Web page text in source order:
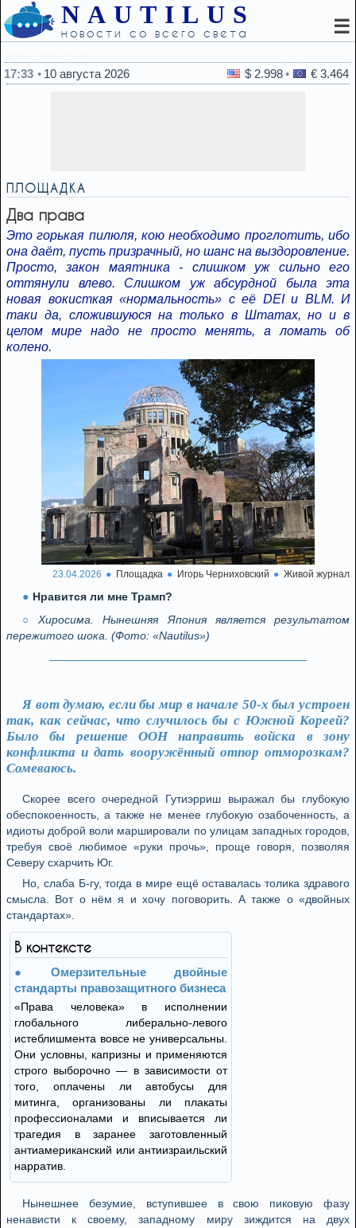
NAUTILUS
новости со всего света ☰
17:33
10 августа 2026 $ 2.998 € 3.464
ПЛОЩАДКА
Два права
Это горькая пилюля, кою необходимо проглотить, ибо
она даёт, пусть призрачный, но шанс на выздоровление.
Просто, закон маятника - слишком уж сильно его
оттянули влево. Слишком уж абсурдной была эта
новая вокисткая «нормальность» с её DEI и BLM. И
таки да, сложившуюся на только в Штатах, но и в
целом мире надо не просто менять, а ломать об
колено.
23.04.2026 Площадка Игорь Черниховский Живой журнал
Нравится ли мне Трамп?
Хиросима. Нынешняя Япония является результатом
пережитого шока. (Фото: «Nautilus»)
Я вот думаю, если бы мир в начале 50-х был устроен
так, как сейчас, что случилось бы с Южной Кореей?
Было бы решение ООН направить войска в зону
конфликта и дать вооружённый отпор отморозкам?
Сомеваюсь.
Скорее всего очередной Гутиэрриш выражал бы глубокую
обеспокоенность, а также не менее глубокую озабоченность, а
идиоты доброй воли маршировали по улицам западных городов,
требуя своё любимое «руки прочь», проще говоря, позволяя
Северу схарчить Юг.
Но, слаба Б-гу, тогда в мире ещё оставалась толика здравого
смысла. Вот о нём я и хочу поговорить. А также о «двойных
стандартах».
В контексте
Омерзительные двойные
стандарты правозащитного бизнеса
«Права человека» в исполнении
глобального либерально-левого
истеблишмента вовсе не универсальны.
Они условны, капризны и применяются
строго выборочно — в зависимости от
того, оплачены ли автобусы для
митинга, организованы ли плакаты
профессионалами и вписывается ли
трагедия в заранее заготовленный
антиамериканский или антиизраильский
нарратив.
Нынешнее безумие, вступившее в свою пиковую фазу
ненависти к своему, западному миру зиждится на двух